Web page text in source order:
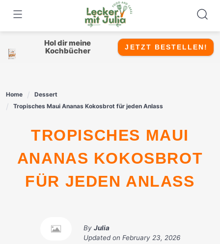
content
Hol dir meine
Kochbücher
JETZT BESTELLEN!
Home
Dessert
Tropisches Maui Ananas Kokosbrot für jeden Anlass
TROPISCHES MAUI
ANANAS KOKOSBROT
FÜR JEDEN ANLASS
By Julia
Updated on February 23, 2026